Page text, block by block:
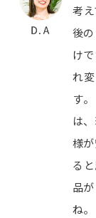
考
後
け
れ
す
は
様
る
品
ね。